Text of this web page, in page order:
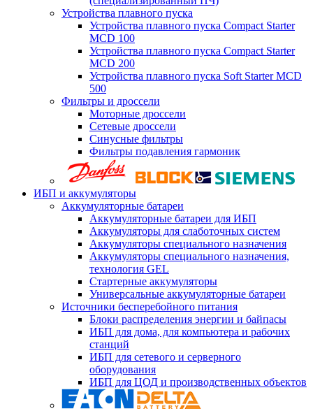
Устройства плавного пуска
Устройства плавного пуска Compact Starter
MCD 100
Устройства плавного пуска Compact Starter
MCD 200
Устройства плавного пуска Soft Starter MCD
500
Фильтры и дроссели
Моторные дроссели
Сетевые дроссели
Синусные фильтры
Фильтры подавления гармоник
ИБП и аккумуляторы
Аккумуляторные батареи
Аккумуляторные батареи для ИБП
Аккумуляторы для слаботочных систем
Аккумуляторы специального назначения
Аккумуляторы специального назначения,
технология GEL
Стартерные аккумуляторы
Универсальные аккумуляторные батареи
Источники бесперебойного питания
Блоки распределения энергии и байпасы
ИБП для дома, для компьютера и рабочих
станций
ИБП для сетевого и серверного
оборудования
ИБП для ЦОД и производственных объектов